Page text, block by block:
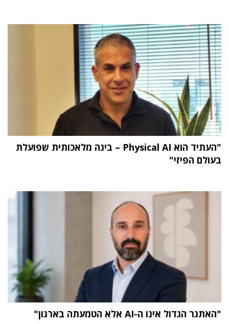
"העתיד הוא Physical AI – בינה מלאכותית שפועלת
בעולם הפיזי"
"האתגר הגדול אינו ה-AI אלא הטמעתה בארגון"